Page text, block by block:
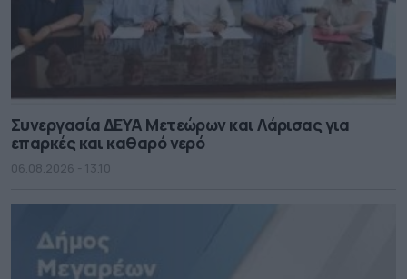
Συνεργασία ΔΕΥΑ Μετεώρων και Λάρισας για
επαρκές και καθαρό νερό
06.08.2026 - 13.10